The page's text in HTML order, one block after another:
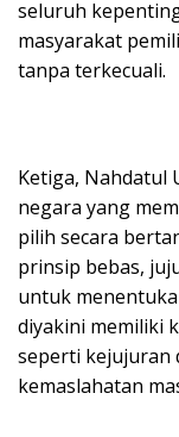
seluruh
masyarakat
tanpa terkecuali.
Ketiga, Nahdatul
negara yang
pilih secara
prinsip bebas,
untuk
diyakini memiliki
seperti kejujuran
kemaslahatan